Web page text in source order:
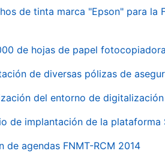
de tinta marca "Epson" para la
de hojas de papel
de diversas pólizas de
del entorno de digitalización
de implantación de la plataforma
de agendas FNMT-RCM 2014